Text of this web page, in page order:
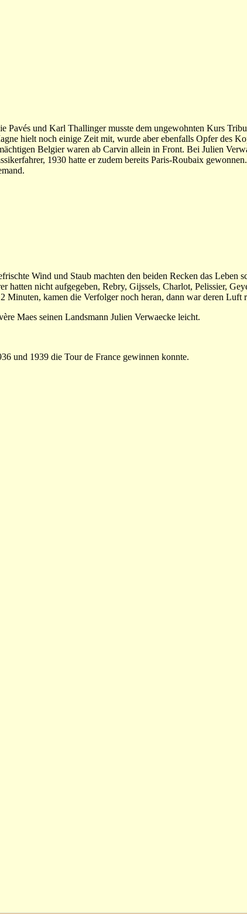
Pavés und Karl Thallinger musste dem ungewohnten Kurs
hielt noch einige Zeit mit, wurde aber ebenfalls Opfer des
Belgier waren ab Carvin allein in Front. Bei Julien
1930 hatte er zudem bereits Paris-Roubaix
Wind und Staub machten den beiden Recken das Leben
hatten nicht aufgegeben, Rebry, Gijssels, Charlot, Pelissier,
Minuten, kamen die Verfolger noch heran, dann war deren Luft
Maes seinen Landsmann Julien Verwaecke leicht.
und 1939 die Tour de France gewinnen konnte.